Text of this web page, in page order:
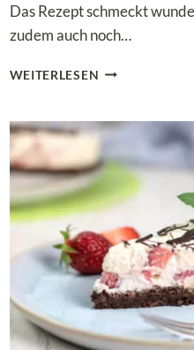
Das Rezept schmeckt
zudem auch noch…
WEITERLESEN LOW
CHOCOLATE-
STRAWBERRY-
CHEESECAKE